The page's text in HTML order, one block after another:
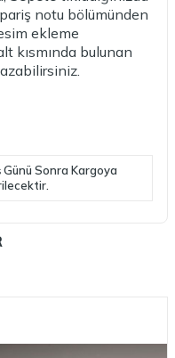
notu bölümünden
ekleme
kısmında bulunan
Günü Sonra Kargoya